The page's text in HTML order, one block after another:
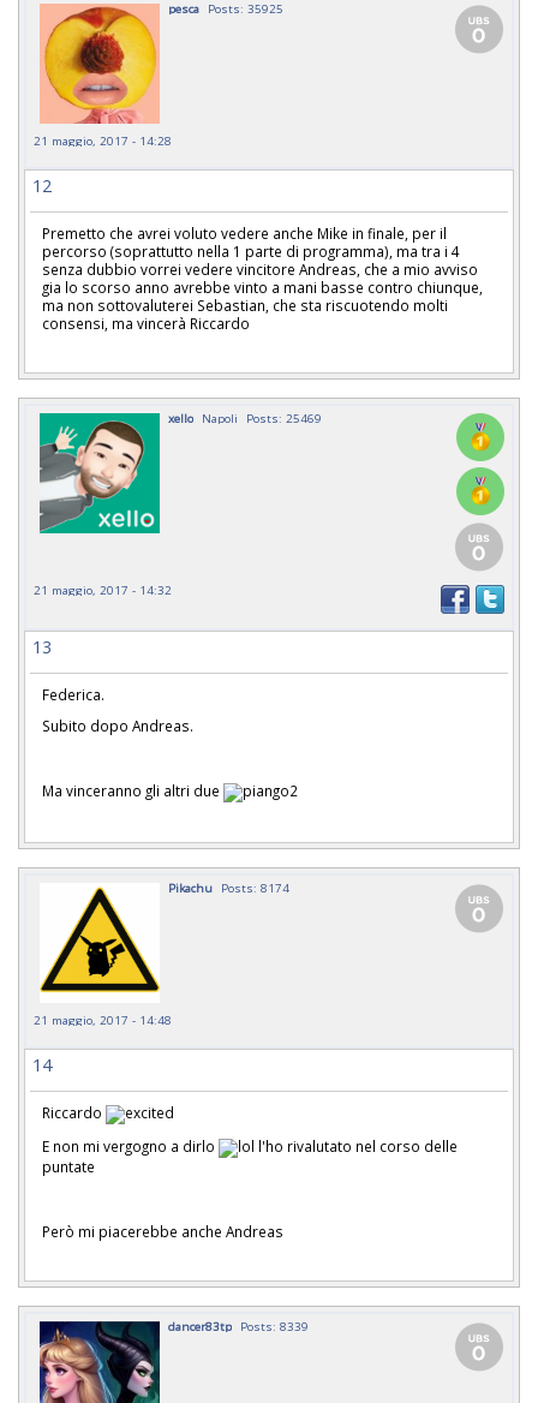
pesca Posts: 35925
21 maggio, 2017 - 14:28
12
Premetto che avrei voluto vedere anche Mike in finale, per il
percorso (soprattutto nella 1 parte di programma), ma tra i 4
senza dubbio vorrei vedere vincitore Andreas, che a mio avviso
gia lo scorso anno avrebbe vinto a mani basse contro chiunque,
ma non sottovaluterei Sebastian, che sta riscuotendo molti
consensi, ma vincerà Riccardo
xello Napoli Posts: 25469
21 maggio, 2017 - 14:32
13
Federica.
Subito dopo Andreas.
Ma vinceranno gli altri due
Pikachu Posts: 8174
21 maggio, 2017 - 14:48
14
Riccardo
E non mi vergogno a dirlo
l'ho rivalutato nel corso delle
puntate
Però mi piacerebbe anche Andreas
dancer83tp Posts: 8339